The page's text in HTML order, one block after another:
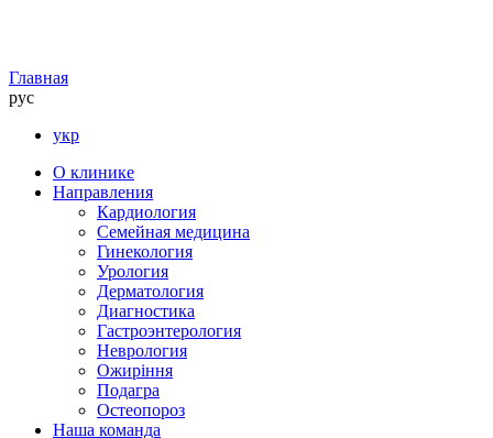
Главная
рус
укр
О клинике
Направления
Кардиология
Семейная медицина
Гинекология
Урология
Дерматология
Диагностика
Гастроэнтерология
Неврология
Ожиріння
Подагра
Остеопороз
Наша команда